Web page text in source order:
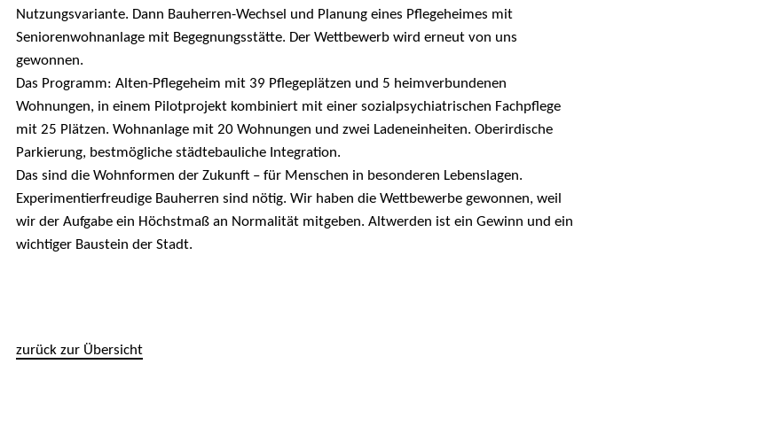
Nutzungsvariante. Dann Bauherren-Wechsel und Planung eines Pflegeheimes mit
Seniorenwohnanlage mit Begegnungsstätte. Der Wettbewerb wird erneut von uns
gewonnen.
Das Programm: Alten-Pflegeheim mit 39 Pflegeplätzen und 5 heimverbundenen
Wohnungen, in einem Pilotprojekt kombiniert mit einer sozialpsychiatrischen Fachpflege
mit 25 Plätzen. Wohnanlage mit 20 Wohnungen und zwei Ladeneinheiten. Oberirdische
Parkierung, bestmögliche städtebauliche Integration.
Das sind die Wohnformen der Zukunft – für Menschen in besonderen Lebenslagen.
Experimentierfreudige Bauherren sind nötig. Wir haben die Wettbewerbe gewonnen, weil
wir der Aufgabe ein Höchstmaß an Normalität mitgeben. Altwerden ist ein Gewinn und ein
wichtiger Baustein der Stadt.
zurück zur Übersicht